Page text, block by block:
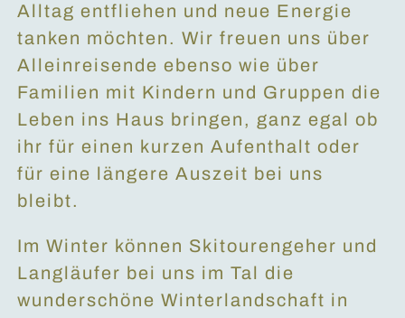
Alltag entfliehen und neue Energie
tanken möchten. Wir freuen uns über
Alleinreisende ebenso wie über
Familien mit Kindern und Gruppen die
Leben ins Haus bringen, ganz egal ob
ihr für einen kurzen Aufenthalt oder
für eine längere Auszeit bei uns
bleibt.
Im Winter können Skitourengeher und
Langläufer bei uns im Tal die
wunderschöne Winterlandschaft in